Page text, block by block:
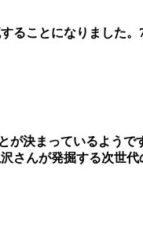
ることになりました
決まっているよう
さんが発掘する次世